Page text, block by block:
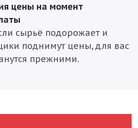
цены на момент
сырьё подорожает и
поднимут цены, для вас
прежними.